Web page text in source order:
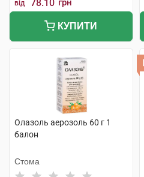
від 78.10 грн
КУПИТИ
Олазоль аерозоль 60 г 1
балон
Стома